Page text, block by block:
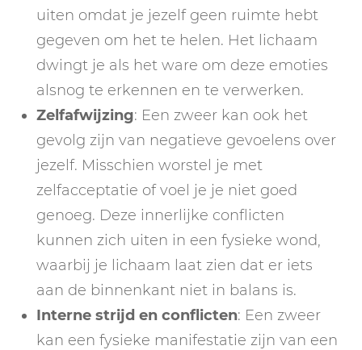
uiten omdat je jezelf geen ruimte hebt
gegeven om het te helen. Het lichaam
dwingt je als het ware om deze emoties
alsnog te erkennen en te verwerken.
Zelfafwijzing: Een zweer kan ook het
gevolg zijn van negatieve gevoelens over
jezelf. Misschien worstel je met
zelfacceptatie of voel je je niet goed
genoeg. Deze innerlijke conflicten
kunnen zich uiten in een fysieke wond,
waarbij je lichaam laat zien dat er iets
aan de binnenkant niet in balans is.
Interne strijd en conflicten: Een zweer
kan een fysieke manifestatie zijn van een